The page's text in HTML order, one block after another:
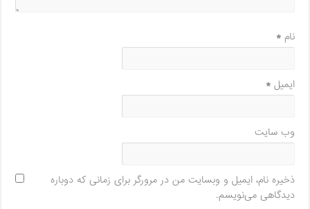
نام*
ایمیل*
وب‌ سایت
ذخیره نام، ایمیل و وبسایت من در مرورگر برای زمانی که دوباره
دیدگاهی می‌نویسم.